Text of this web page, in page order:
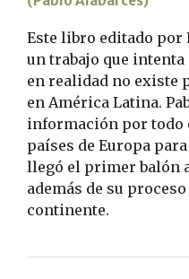
Este libro editado por
un trabajo que
en realidad no existe
en América Latina.
información por todo
países de Europa
llegó el primer balón
además de su
continente.